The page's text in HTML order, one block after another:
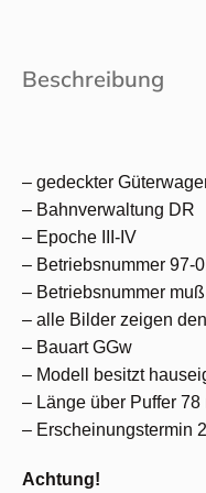
Beschreibung
– gedeckter
– Bahnverwaltung DR
– Epoche III-IV
– Betriebsnummer 97-
– Betriebsnummer
– alle Bilder zeigen
– Bauart GGw
– Modell besitzt
– Länge über Puffer 78
– Erscheinungstermin
Achtung!